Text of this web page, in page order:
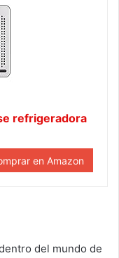
refrigeradora
en Amazon
del mundo de